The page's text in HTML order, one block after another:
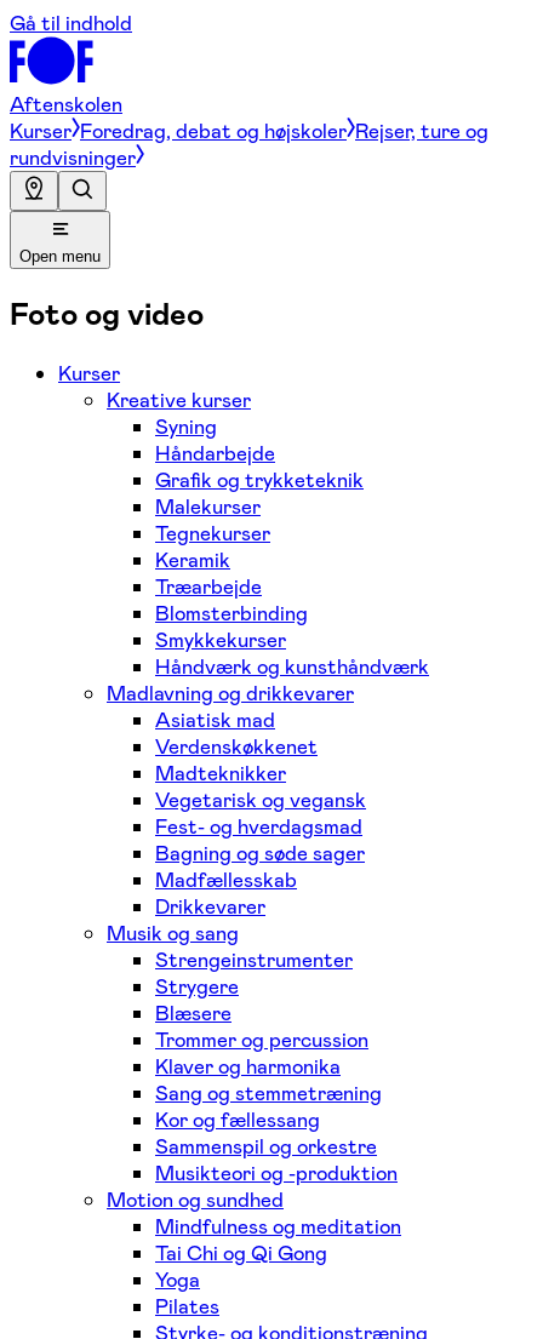
Gå til indhold
Aftenskolen
Kurser Foredrag, debat og højskoler Rejser, ture og
rundvisninger
Open menu
Foto og video
Kurser
Kreative kurser
Syning
Håndarbejde
Grafik og trykketeknik
Malekurser
Tegnekurser
Keramik
Træarbejde
Blomsterbinding
Smykkekurser
Håndværk og kunsthåndværk
Madlavning og drikkevarer
Asiatisk mad
Verdenskøkkenet
Madteknikker
Vegetarisk og vegansk
Fest- og hverdagsmad
Bagning og søde sager
Madfællesskab
Drikkevarer
Musik og sang
Strengeinstrumenter
Strygere
Blæsere
Trommer og percussion
Klaver og harmonika
Sang og stemmetræning
Kor og fællessang
Sammenspil og orkestre
Musikteori og -produktion
Motion og sundhed
Mindfulness og meditation
Tai Chi og Qi Gong
Yoga
Pilates
Styrke- og konditionstræning